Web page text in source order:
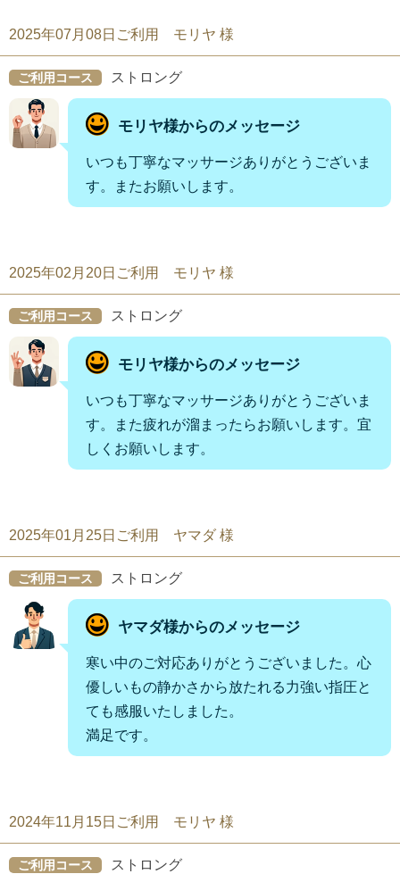
2025年07月08日ご利用 モリヤ 様
ご利用コース ストロング
モリヤ様からのメッセージ
いつも丁寧なマッサージありがとうございま
す。またお願いします。
2025年02月20日ご利用 モリヤ 様
ご利用コース ストロング
モリヤ様からのメッセージ
いつも丁寧なマッサージありがとうございま
す。また疲れが溜まったらお願いします。宜
しくお願いします。
2025年01月25日ご利用 ヤマダ 様
ご利用コース ストロング
ヤマダ様からのメッセージ
寒い中のご対応ありがとうございました。心
優しいもの静かさから放たれる力強い指圧と
ても感服いたしました。
満足です。
2024年11月15日ご利用 モリヤ 様
ご利用コース ストロング